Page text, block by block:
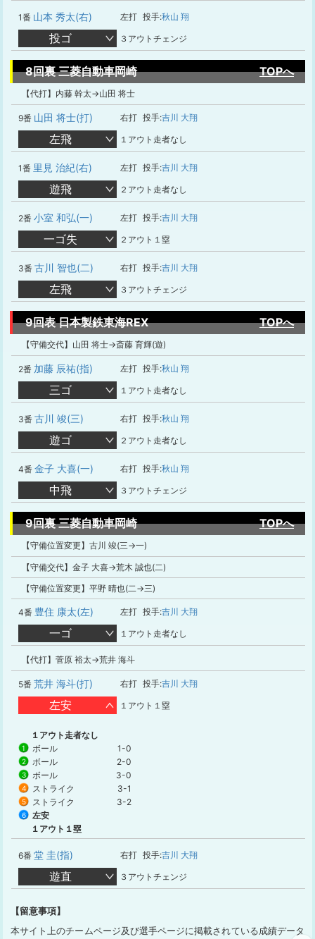
1番 山本 秀太(右) 左打 投手:秋山 翔
投ゴ ３アウトチェンジ
8回裏 三菱自動車岡崎 TOPへ
【代打】内藤 幹太→山田 将士
9番 山田 将士(打) 右打 投手:吉川 大翔
左飛 １アウト走者なし
1番 里見 治紀(右) 左打 投手:吉川 大翔
遊飛 ２アウト走者なし
2番 小室 和弘(一) 左打 投手:吉川 大翔
一ゴ失 ２アウト１塁
3番 古川 智也(二) 右打 投手:吉川 大翔
左飛 ３アウトチェンジ
9回表 日本製鉄東海REX TOPへ
【守備交代】山田 将士→斎藤 育輝(遊)
2番 加藤 辰祐(指) 左打 投手:秋山 翔
三ゴ １アウト走者なし
3番 古川 竣(三) 右打 投手:秋山 翔
遊ゴ ２アウト走者なし
4番 金子 大喜(一) 右打 投手:秋山 翔
中飛 ３アウトチェンジ
9回裏 三菱自動車岡崎 TOPへ
【守備位置変更】古川 竣(三→一)
【守備交代】金子 大喜→荒木 誠也(二)
【守備位置変更】平野 晴也(二→三)
4番 豊住 康太(左) 左打 投手:吉川 大翔
一ゴ １アウト走者なし
【代打】菅原 裕太→荒井 海斗
5番 荒井 海斗(打) 右打 投手:吉川 大翔
左安 １アウト１塁
１アウト走者なし
1 ボール 1-0
2 ボール 2-0
3 ボール 3-0
4 ストライク 3-1
5 ストライク 3-2
6
左安
１アウト１塁
6番 堂 圭(指) 右打 投手:吉川 大翔
遊直 ３アウトチェンジ
【留意事項】
本サイト上のチームページ及び選手ページに掲載されている成績データ